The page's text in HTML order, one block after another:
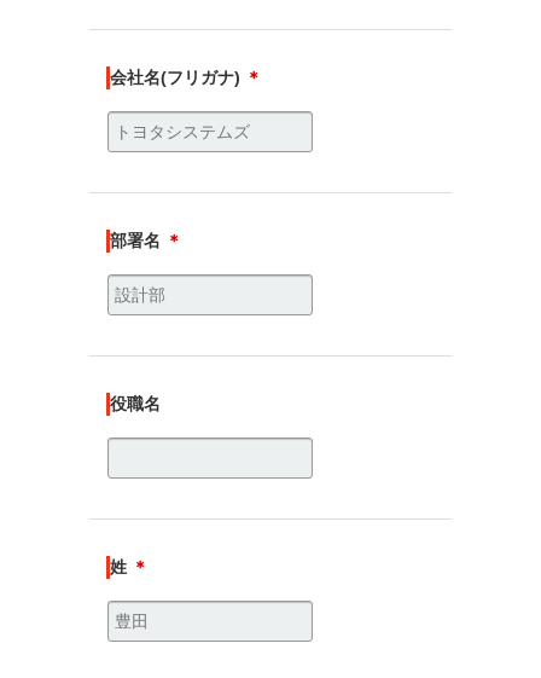
会社名(フリガナ) ＊
部署名 ＊
役職名
姓 ＊